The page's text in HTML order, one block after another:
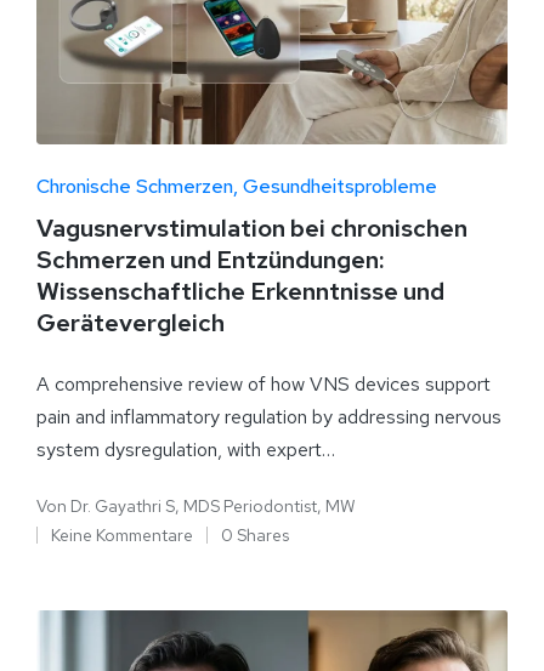
Chronische Schmerzen Gesundheitsprobleme
Vagusnervstimulation bei chronischen
Schmerzen und Entzündungen:
Wissenschaftliche Erkenntnisse und
Gerätevergleich
A comprehensive review of how VNS devices support
pain and inflammatory regulation by addressing nervous
system dysregulation, with expert…
Von Dr. Gayathri S, MDS Periodontist, MW
Keine Kommentare
0 Shares